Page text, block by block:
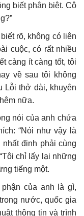
biết phân biệt. Cô
rõ, không có liên
cuộc, có rất nhiều
càng ít càng tốt, tôi
về sau tôi không
Lỗi thở dài, khuyên
nữa.
nói của anh chứa
“Nói như vậy là
định phải cùng
chỉ lấy lại những
tiếng một.
của anh là gì,
nước, quốc gia
thông tin và trình